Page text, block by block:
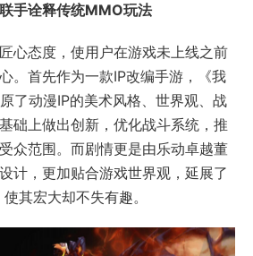
手诠释传统MMO玩法
心态度，使用户在游戏未上线之前
。首先作为一款IP改编手游，《我
了动漫IP的美术风格、世界观、战
础上做出创新，优化战斗系统，推
众范围。而剧情更是由乐动卓越董
计，更加贴合游戏世界观，延展了
其宏大却不失有趣。